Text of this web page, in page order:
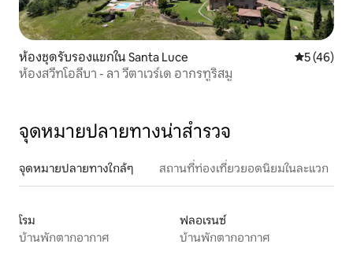
ห้องชุดรับรองแขกใน Santa Luce คะแนนเฉลี่
5 (46)
ห้องสวีทโอลีบา - ลา วีตาเวร์เด อากรทูริสมู
จุดหมายปลายทางน่าสำรวจ
จุดหมายปลายทางใกล้ๆ สถานที่ท่องเที่ยวยอดนิยมในละแวก
โรม
บ้านพักตากอากาศ
ฟลอเรนซ์
บ้านพักตากอากาศ